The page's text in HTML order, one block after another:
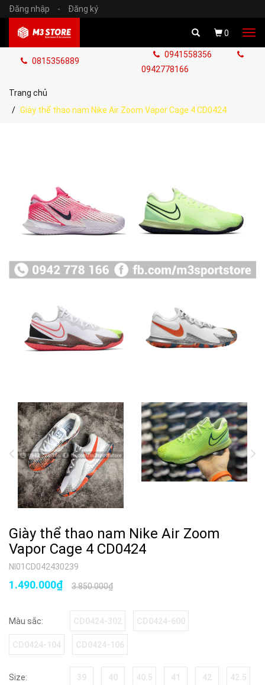
Đăng nhập - Đăng ký
0
0815356889
0941558356
0942778166
Trang chủ
Giày thể thao nam Nike Air Zoom Vapor Cage 4 CD0424
Giày thể thao nam Nike Air Zoom
Vapor Cage 4 CD0424
NI01CD042430239
3.850.000₫
1.490.000₫
Màu sắc:
Size: